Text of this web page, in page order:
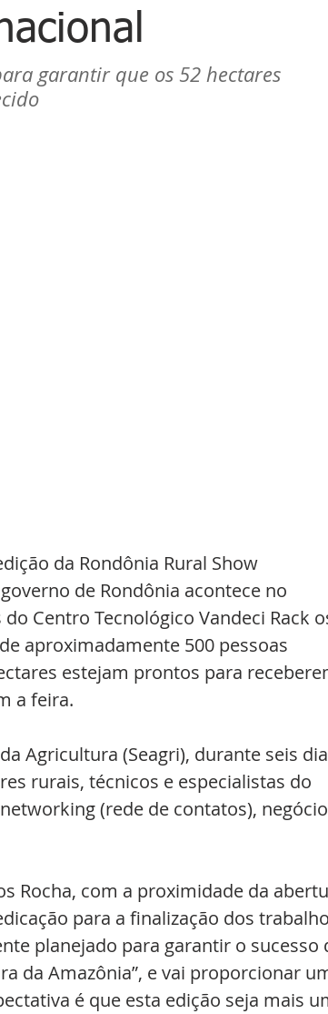
garantir que os 52 hectares
da Rondônia Rural Show
de Rondônia acontece no
Centro Tecnológico Vandeci Rack
aproximadamente 500 pessoas
estejam prontos para
a feira.
Agricultura (Seagri), durante seis
rurais, técnicos e especialistas do
(rede de contatos),
Rocha, com a proximidade da
para a finalização dos
planejado para garantir o
da Amazônia”, e vai proporcionar
é que esta edição seja mais